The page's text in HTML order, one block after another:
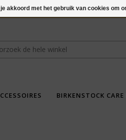
BIRKENSTOCK
akkoord met het gebruik van cookies om